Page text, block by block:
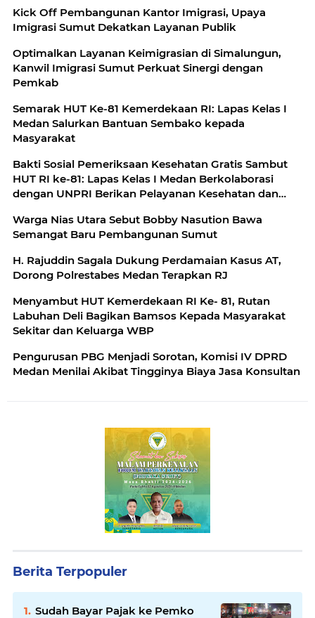
Kick Off Pembangunan Kantor Imigrasi, Upaya
Imigrasi Sumut Dekatkan Layanan Publik
Optimalkan Layanan Keimigrasian di Simalungun,
Kanwil Imigrasi Sumut Perkuat Sinergi dengan
Pemkab
Semarak HUT Ke-81 Kemerdekaan RI: Lapas Kelas I
Medan Salurkan Bantuan Sembako kepada
Masyarakat
Bakti Sosial Pemeriksaan Kesehatan Gratis Sambut
HUT RI ke-81: Lapas Kelas I Medan Berkolaborasi
dengan UNPRI Berikan Pelayanan Kesehatan dan
Warga Nias Utara Sebut Bobby Nasution Bawa
Semangat Baru Pembangunan Sumut
H. Rajuddin Sagala Dukung Perdamaian Kasus AT,
Dorong Polrestabes Medan Terapkan RJ
Menyambut HUT Kemerdekaan RI Ke- 81, Rutan
Labuhan Deli Bagikan Bamsos Kepada Masyarakat
Sekitar dan Keluarga WBP
Pengurusan PBG Menjadi Sorotan, Komisi IV DPRD
Medan Menilai Akibat Tingginya Biaya Jasa Konsultan
Berita Terpopuler
Sudah Bayar Pajak ke Pemko